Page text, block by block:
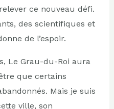
ce nouveau défi.
des scientifiques et
de l’espoir.
Le Grau-du-Roi aura
que certains
Mais je suis
ville, son